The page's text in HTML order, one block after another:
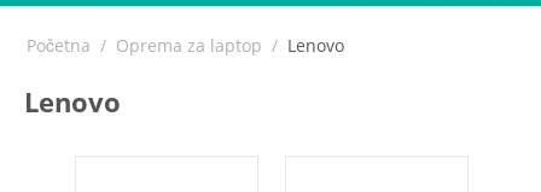
Početna / Oprema za laptop / Lenovo
Lenovo